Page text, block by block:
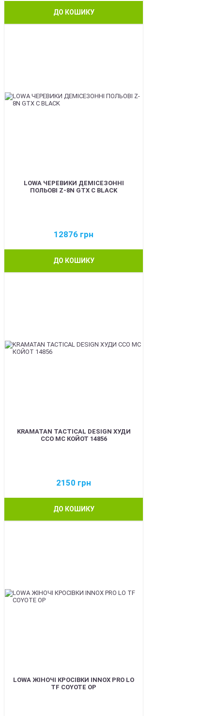
ДО КОШИКУ
LOWA ЧЕРЕВИКИ ДЕМІСЕЗОННІ
ПОЛЬОВІ Z-8N GTX C BLACK
12876 грн
ДО КОШИКУ
KRAMATAN TACTICAL DESIGN ХУДИ
ССО МС КОЙОТ 14856
2150 грн
ДО КОШИКУ
LOWA ЖІНОЧІ КРОСІВКИ INNOX PRO LO
TF COYOTE OP